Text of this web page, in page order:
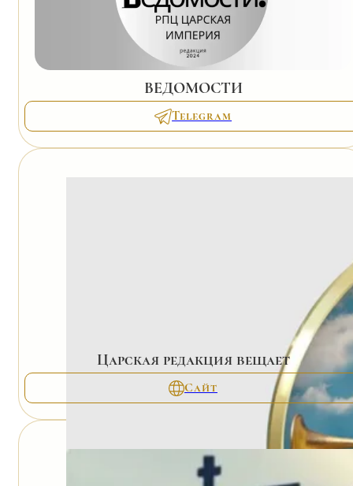
ВЕДОМОСТИ
Telegram
Царская редакция вещает
Сайт